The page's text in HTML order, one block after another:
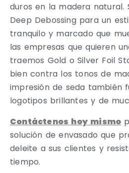
duros en la madera natural.
Deep Debossing para un
tranquilo y marcado que
las empresas que quieren
traemos Gold o Silver Foil
bien contra los tonos de
impresión de seda también
logotipos brillantes y de
Contáctenos hoy mismo
solución de envasado que
deleite a sus clientes y
tiempo.